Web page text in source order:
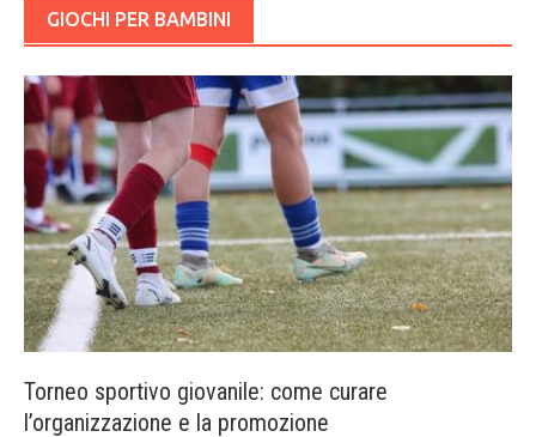
GIOCHI PER BAMBINI
Torneo sportivo giovanile: come curare
l’organizzazione e la promozione